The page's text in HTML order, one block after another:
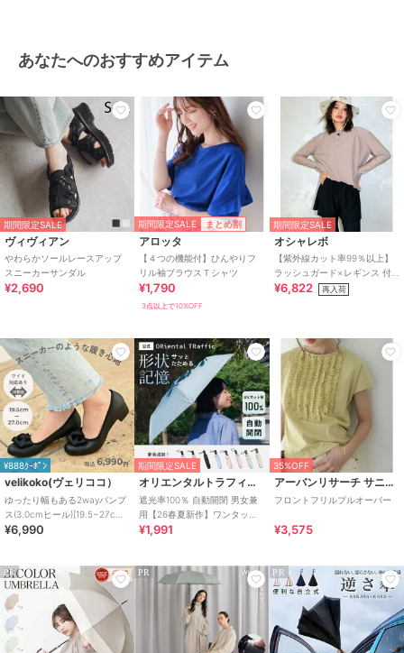
あなたへのおすすめアイテム
期間限定SALE
ヴィヴィアン
やわらかソールレースアップ
スニーカーサンダル
¥2,690
期間限定SALE まとめ割
アロッタ
【４つの機能付】ひんやりフ
リル袖ブラウスＴシャツ
¥1,790
3点以上で10%OFF
期間限定SALE
オシャレボ
【紫外線カット率99％以上】
ラッシュガード×レギンス 付
き タンキニ
¥6,822 再入荷
¥888ｸｰﾎﾟﾝ
velikoko(ヴェリココ）
ゆったり幅もある2wayパンプ
ス(3.0cmヒール)[19.5~27cm]
ラクチンきれいシューズ
¥6,990
期間限定SALE
オリエンタルトラフィック
遮光率100％ 自動開閉 男女兼
用【26春夏新作】ワンタッチ
晴雨兼用 折りたたみ傘 /G-
¥1,991
35%OFF
アーバンリサーチ サニーレーベル
フロントフリルプルオーバー
¥3,575
PR PR PR